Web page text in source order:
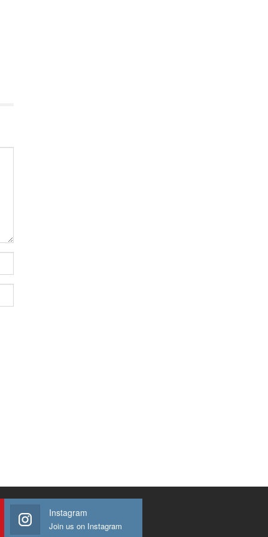
Instagram
Join us on Instagram